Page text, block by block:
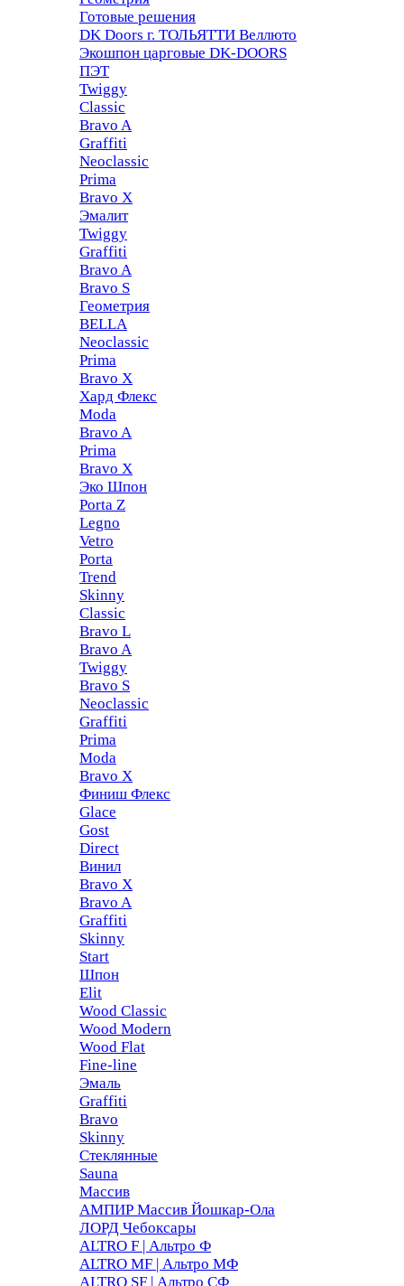
Готовые решения
DK Doors г. ТОЛЬЯТТИ Веллюто
Экошпон царговые DK-DOORS
ПЭТ
Twiggy
Classic
Bravo A
Graffiti
Neoclassic
Prima
Bravo X
Эмалит
Twiggy
Graffiti
Bravo A
Bravo S
Геометрия
BELLA
Neoclassic
Prima
Bravo X
Хард Флекс
Moda
Bravo A
Prima
Bravo X
Эко Шпон
Porta Z
Legno
Vetro
Porta
Trend
Skinny
Classic
Bravo L
Bravo A
Twiggy
Bravo S
Neoclassic
Graffiti
Prima
Moda
Bravo X
Финиш Флекс
Glace
Gost
Direct
Винил
Bravo X
Bravo A
Graffiti
Skinny
Start
Шпон
Elit
Wood Classic
Wood Modern
Wood Flat
Fine-line
Эмаль
Graffiti
Bravo
Skinny
Стеклянные
Sauna
Массив
АМПИР Массив Йошкар-Ола
ЛОРД Чебоксары
ALTRO F | Альтро Ф
ALTRO MF | Альтро МФ
ALTRO SF | Альтро СФ